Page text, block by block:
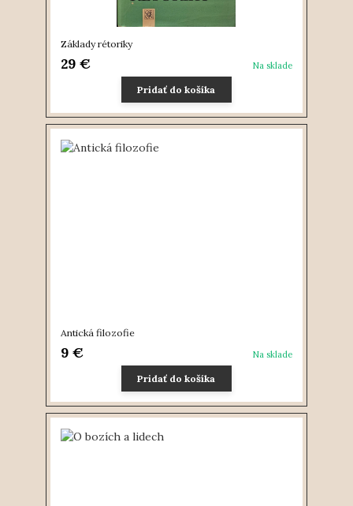
Základy rétoriky
29 € Na sklade
Pridať do košíka
Antická filozofie
9 € Na sklade
Pridať do košíka